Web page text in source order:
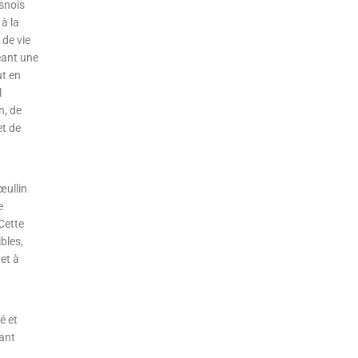
la
vie
une
en
de
de
à
et